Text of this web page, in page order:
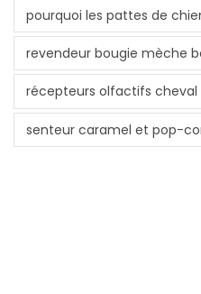
pourquoi les pattes de
revendeur bougie mèche
récepteurs olfactifs cheval
senteur caramel et pop-